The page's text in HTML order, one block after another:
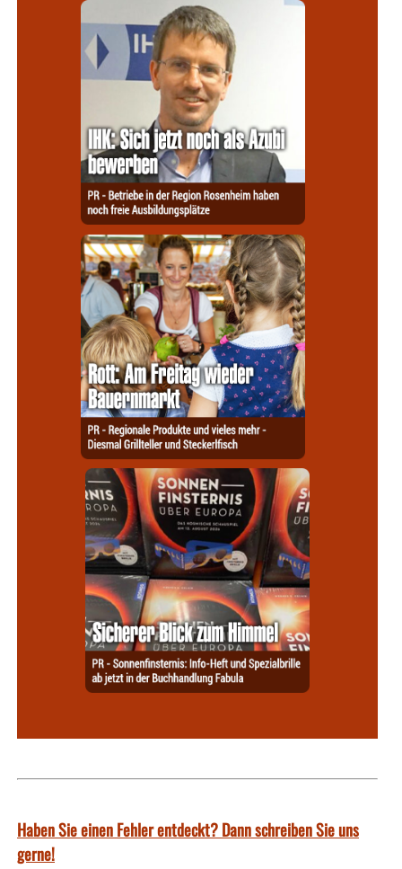
Haben Sie einen Fehler entdeckt? Dann schreiben Sie uns
gerne!